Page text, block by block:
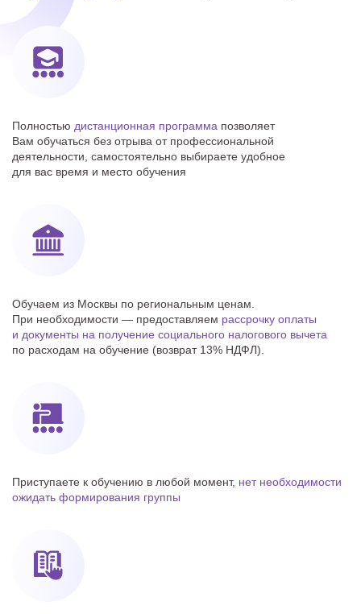
Полностью дистанционная программа позволяет
Вам обучаться без отрыва от профессиональной
деятельности, самостоятельно выбираете удобное
для вас время и место обучения
Обучаем из Москвы по региональным ценам.
При необходимости — предоставляем рассрочку оплаты
и документы на получение cоциального налогового вычета
по расходам на обучение (возврат 13% НДФЛ).
Приступаете к обучению в любой момент, нет необходимости
ожидать формирования группы